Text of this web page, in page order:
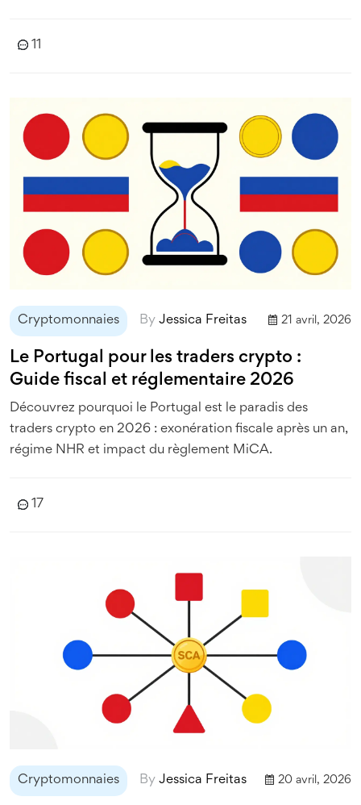
11
Cryptomonnaies By Jessica Freitas 21 avril, 2026
Le Portugal pour les traders crypto :
Guide fiscal et réglementaire 2026
Découvrez pourquoi le Portugal est le paradis des
traders crypto en 2026 : exonération fiscale après un an,
régime NHR et impact du règlement MiCA.
17
Cryptomonnaies By Jessica Freitas 20 avril, 2026